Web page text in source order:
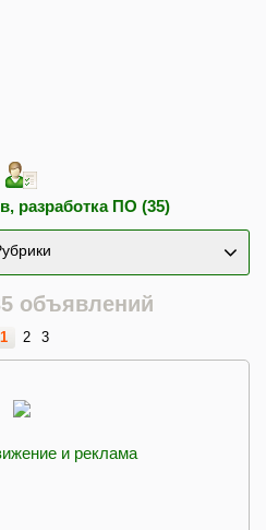
разработка ПО (35)
объявлений
1 2 3
и реклама